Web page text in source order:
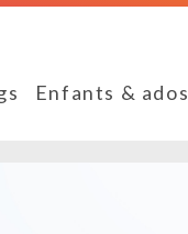
Enfants & ados